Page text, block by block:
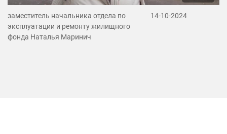
заместитель начальника отдела по
эксплуатации и ремонту жилищного
фонда Наталья Маринич
14-10-2024